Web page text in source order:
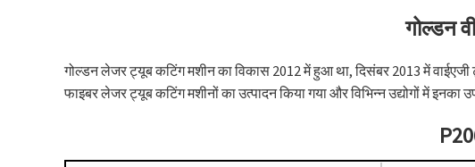
गोल्डन
गोल्डन लेजर ट्यूब कटिंग मशीन का विकास 2012 में हुआ था, दिसंबर 2013 में
फाइबर लेजर ट्यूब कटिंग मशीनों का उत्पादन किया गया और विभिन्न उद्योगों में